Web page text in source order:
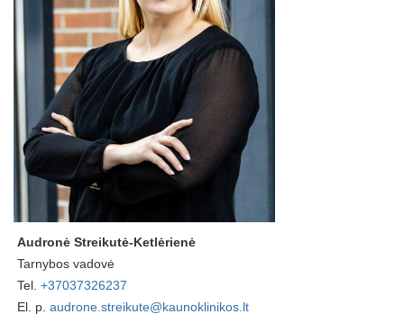
Audronė Streikutė-Ketlėrienė
Tarnybos vadovė
Tel. +37037326237
El. p. audrone.streikute@kaunoklinikos.lt